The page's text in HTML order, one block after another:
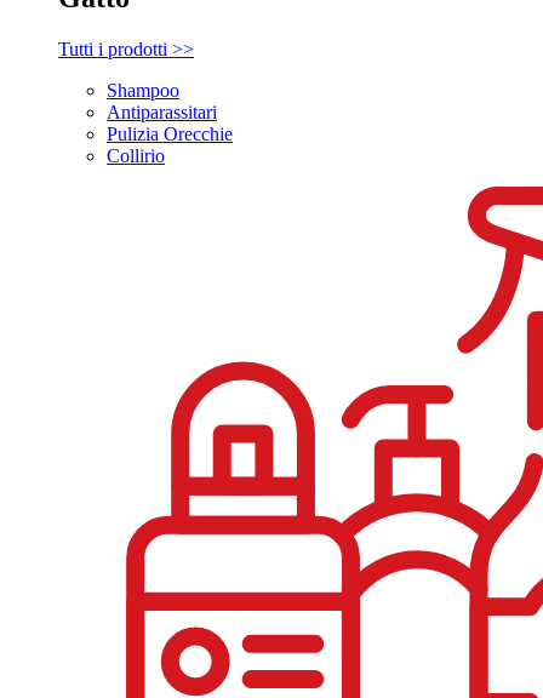
Tutti i prodotti >>
Shampoo
Antiparassitari
Pulizia Orecchie
Collirio